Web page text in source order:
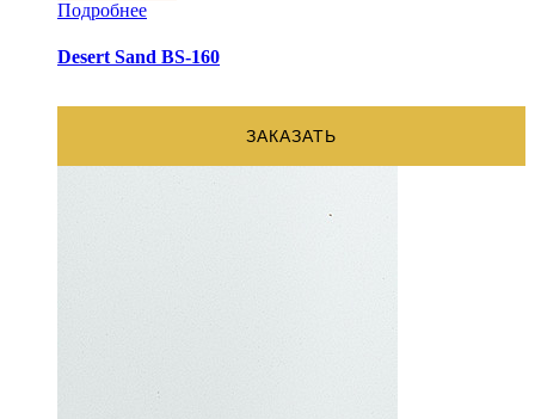
Подробнее
Desert Sand BS-160
ЗАКАЗАТЬ